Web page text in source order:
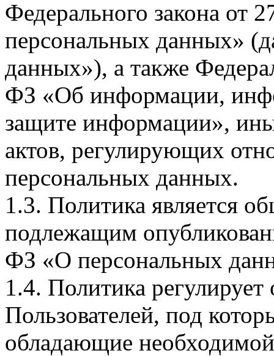
Федерального закона
персональных данных»
данных»), а также
ФЗ «Об информации,
защите информации»,
актов, регулирующих
персональных данных.
1.3. Политика является
подлежащим
ФЗ «О персональных
1.4. Политика
Пользователей, под
обладающие